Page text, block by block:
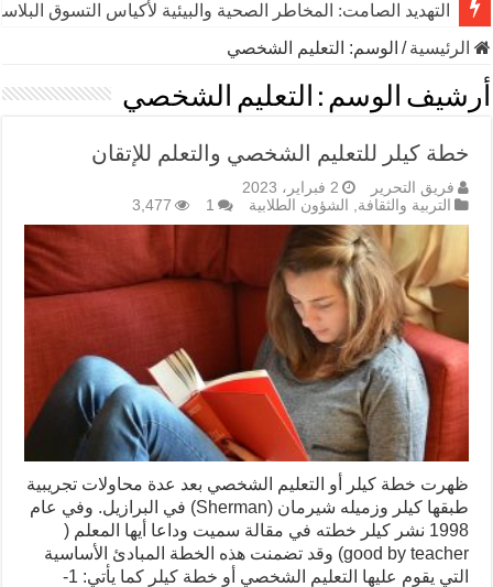
التهديد الصامت: المخاطر الصحية والبيئية لأكياس التسوق
الرئيسية/ الوسم: التعليم الشخصي
أرشيف الوسم : التعليم الشخصي
خطة كيلر للتعليم الشخصي والتعلم للإتقان
فريق التحرير
2 فبراير، 2023
التربية والثقافة, الشؤون الطلابية 1
3,477
ظهرت خطة كيلر أو التعليم الشخصي بعد عدة محاولات تجريبية
طبقها كيلر وزميله شیرمان (Sherman) في البرازيل. وفي عام
1998 نشر كيلر خطته في مقالة سميت وداعا أيها المعلم (
good by teacher) وقد تضمنت هذه الخطة المبادئ الأساسية
التي يقوم عليها التعليم الشخصي أو خطة كيلر كما يأتي: 1-